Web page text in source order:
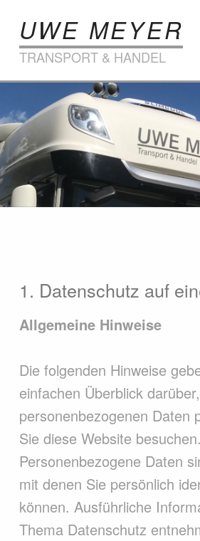
UWE MEYER
TRANSPORT & HANDEL
Datenschutz
1. Datenschutz auf
Allgemeine Hinweise
Die folgenden Hinweise
einfachen Überblick
personenbezogenen Daten
Sie diese Website besuchen.
Personenbezogene Daten
mit denen Sie persönlich
können. Ausführliche
Thema Datenschutz